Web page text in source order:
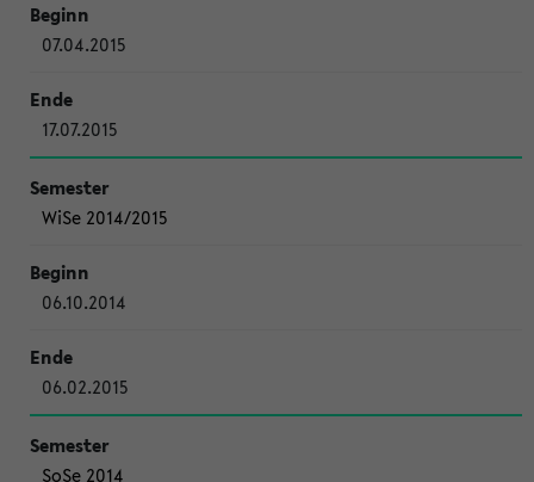
07.04.2015
17.07.2015
WiSe 2014/2015
06.10.2014
06.02.2015
SoSe 2014